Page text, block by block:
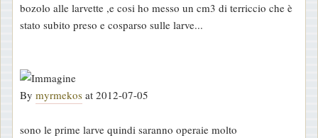
bozolo alle larvette ,e cosi ho messo un cm3 di terriccio che è
stato subito preso e cosparso sulle larve...
By myrmekos at 2012-07-05
sono le prime larve quindi saranno operaie molto